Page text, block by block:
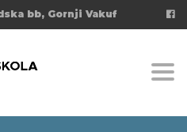
bb, Gornji Vakuf